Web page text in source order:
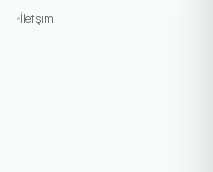
İletişim